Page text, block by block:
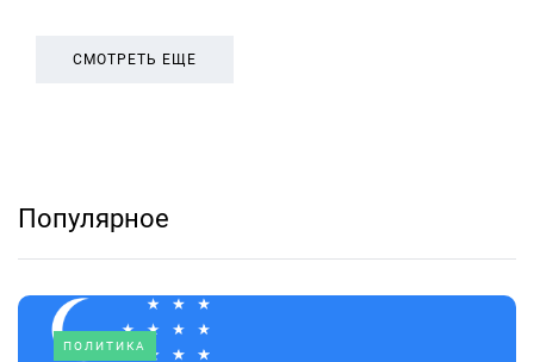
СМОТРЕТЬ ЕЩЕ
Популярное
ПОЛИТИКА